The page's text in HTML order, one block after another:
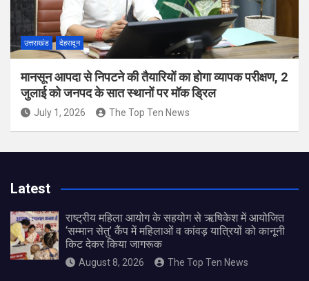
उत्तराखंड देहरादून
मानसून आपदा से निपटने की तैयारियों का होगा व्यापक परीक्षण, 2
जुलाई को जनपद के सात स्थानों पर मॉक ड्रिल
July 1, 2026 The Top Ten News
Latest
राष्ट्रीय महिला आयोग के सहयोग से ऋषिकेश में आयोजित
‘सम्मान सेतु’ कैंप में महिलाओं व कांवड़ यात्रियों को कानूनी
किट देकर किया जागरूक
August 8, 2026 The Top Ten News